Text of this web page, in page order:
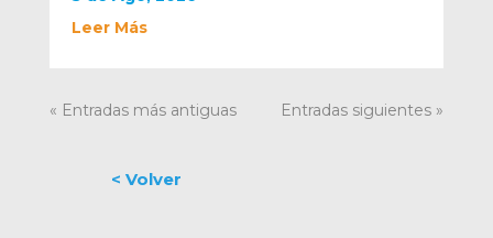
Leer Más
« Entradas más antiguas Entradas siguientes »